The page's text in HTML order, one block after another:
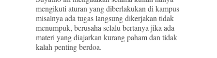
mengikuti aturan yang diberlakukan di kampus
misalnya ada tugas langsung dikerjakan tidak
menumpuk, berusaha selalu bertanya jika ada
materi yang diajarkan kurang paham dan tidak
kalah penting berdoa.